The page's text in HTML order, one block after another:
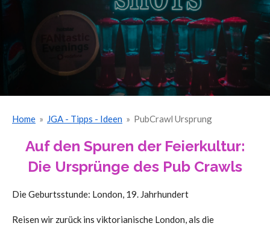
Home » JGA - Tipps - Ideen » PubCrawl Ursprung
Auf den Spuren der Feierkultur:
Die Ursprünge des Pub Crawls
Die Geburtsstunde: London, 19. Jahrhundert
Reisen wir zurück ins viktorianische London, als die